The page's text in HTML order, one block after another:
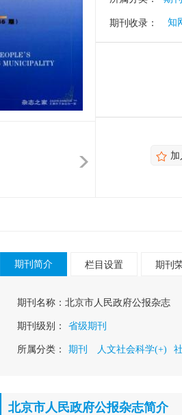
期刊收录： 知
加
期刊简介 栏目设置 期刊
期刊名称： 北京市人民政府公报杂志
期刊级别： 省级期刊
所属分类： 期刊 人文社会科学(+)
北京市人民政府公报杂志简介